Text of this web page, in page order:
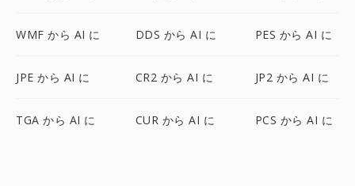
WMF から AI に DDS から AI に PES から AI に
JPE から AI に CR2 から AI に JP2 から AI に
TGA から AI に CUR から AI に PCS から AI に